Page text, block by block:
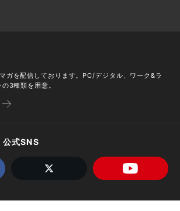
ガを配信しております。PC/デジタル、ワーク&ラ
3種類を用意。
公式SNS